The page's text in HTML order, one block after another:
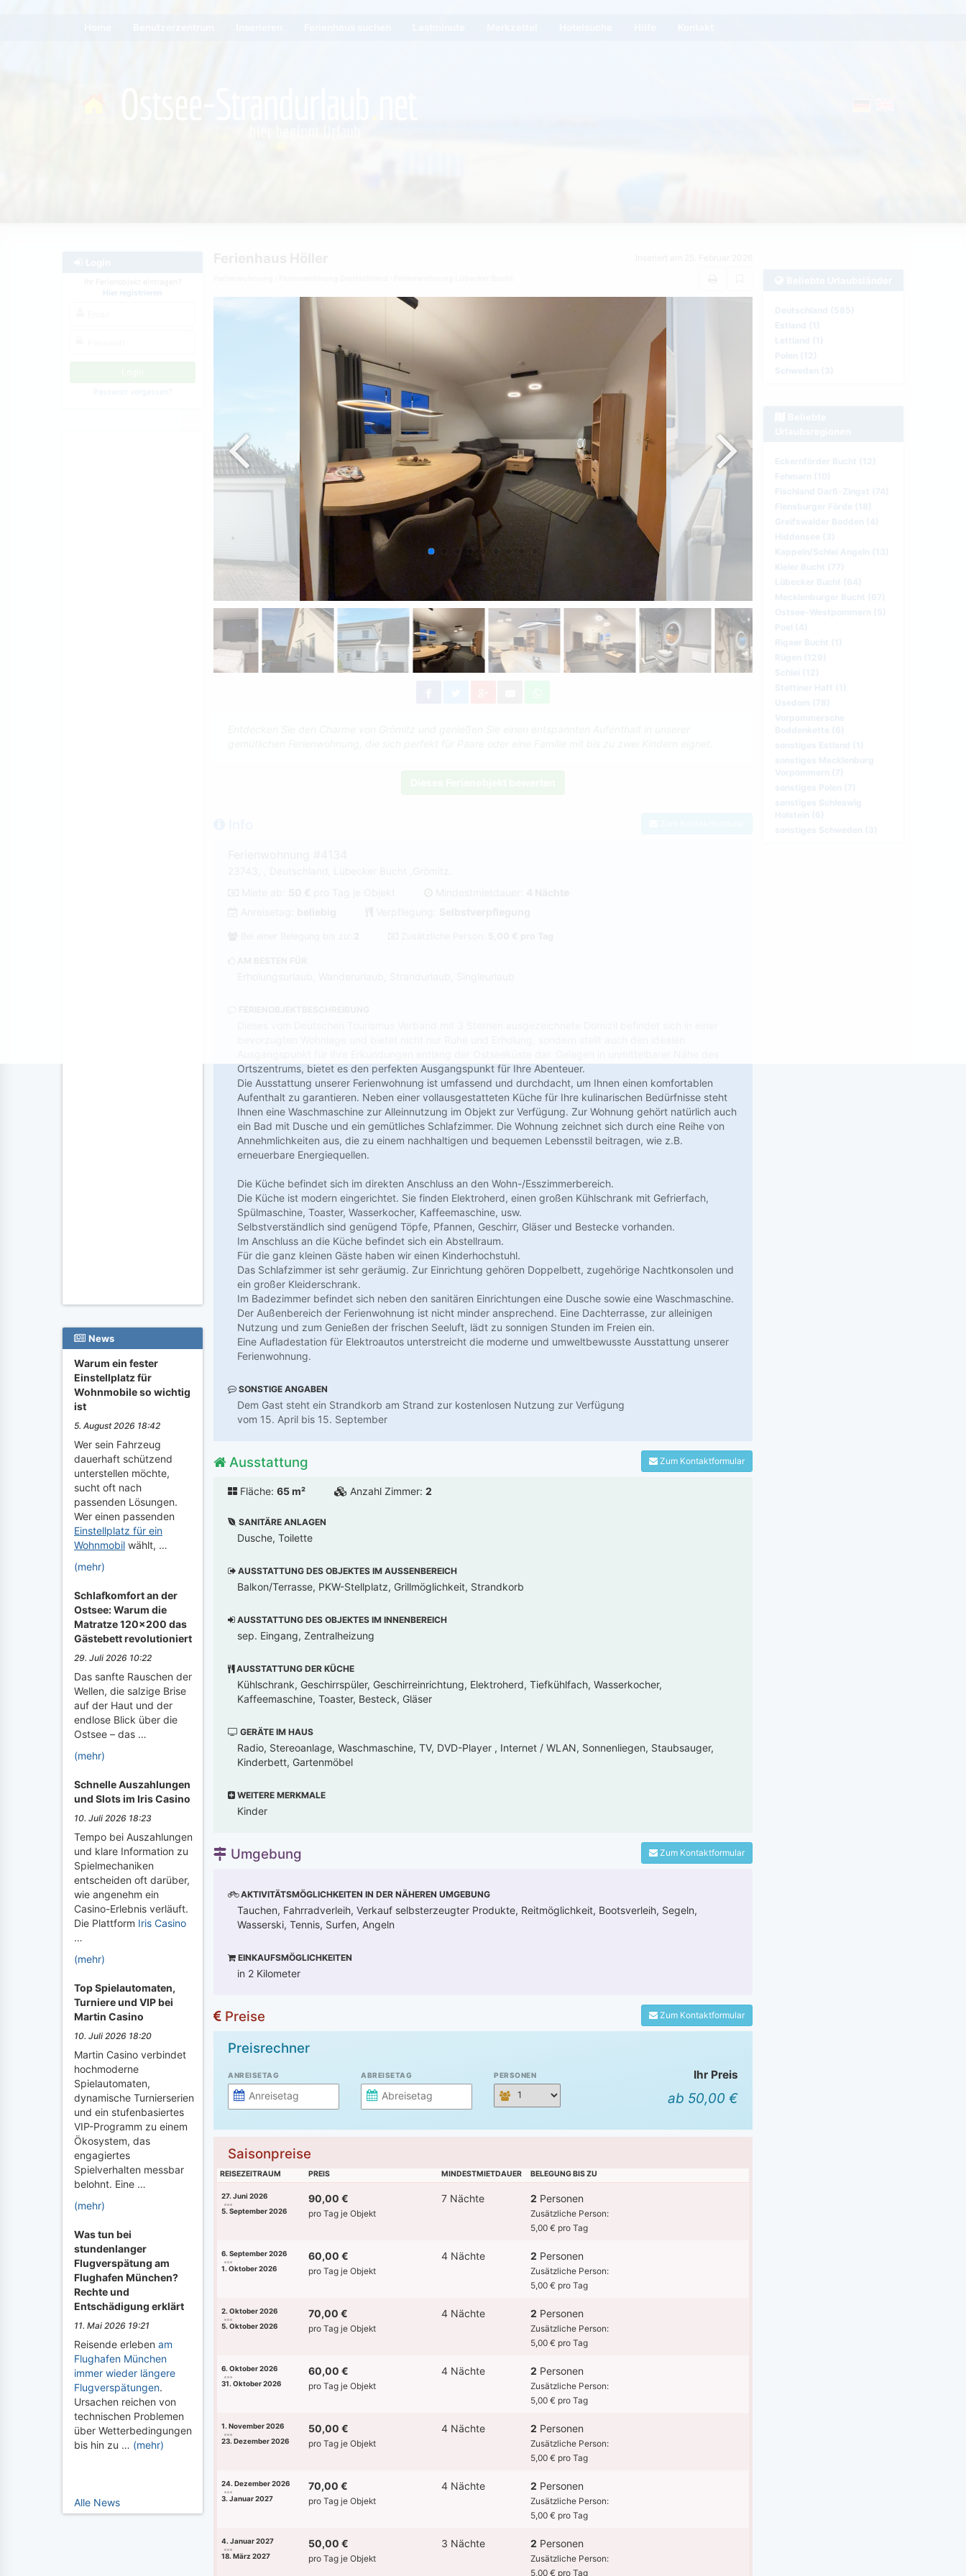
News
Warum ein fester
Einstellplatz für
Wohnmobile so wichtig
ist
5. August 2026 18:42
Wer sein Fahrzeug
dauerhaft schützend
unterstellen möchte,
sucht oft nach
passenden Lösungen.
Wer einen passenden
Einstellplatz für ein
Wohnmobil wählt, …
(mehr)
Schlafkomfort an der
Ostsee: Warum die
Matratze 120x200 das
Gästebett revolutioniert
29. Juli 2026 10:22
Das sanfte Rauschen der
Wellen, die salzige Brise
auf der Haut und der
endlose Blick über die
Ostsee – das …
(mehr)
Schnelle Auszahlungen
und Slots im Iris Casino
10. Juli 2026 18:23
Tempo bei Auszahlungen
und klare Information zu
Spielmechaniken
entscheiden oft darüber,
wie angenehm ein
Casino-Erlebnis verläuft.
Die Plattform Iris Casino
…
(mehr)
Top Spielautomaten,
Turniere und VIP bei
Martin Casino
10. Juli 2026 18:20
Martin Casino verbindet
hochmoderne
Spielautomaten,
dynamische Turnierserien
und ein stufenbasiertes
VIP-Programm zu einem
Ökosystem, das
engagiertes
Spielverhalten messbar
belohnt. Eine …
(mehr)
Was tun bei
stundenlanger
Flugverspätung am
Flughafen München?
Rechte und
Entschädigung erklärt
11. Mai 2026 19:21
Reisende erleben am
Flughafen München
immer wieder längere
Flugverspätungen.
Ursachen reichen von
technischen Problemen
über Wetterbedingungen
bis hin zu … (mehr)
Alle News
Ortszentrums, bietet es den perfekten Ausgangspunkt für Ihre Abenteuer.
Die Ausstattung unserer Ferienwohnung ist umfassend und durchdacht, um Ihnen einen komfortablen
Aufenthalt zu garantieren. Neben einer vollausgestatteten Küche für Ihre kulinarischen Bedürfnisse steht
Ihnen eine Waschmaschine zur Alleinnutzung im Objekt zur Verfügung. Zur Wohnung gehört natürlich auch
ein Bad mit Dusche und ein gemütliches Schlafzimmer. Die Wohnung zeichnet sich durch eine Reihe von
Annehmlichkeiten aus, die zu einem nachhaltigen und bequemen Lebensstil beitragen, wie z.B.
erneuerbare Energiequellen.
Die Küche befindet sich im direkten Anschluss an den Wohn-/Esszimmerbereich.
Die Küche ist modern eingerichtet. Sie finden Elektroherd, einen großen Kühlschrank mit Gefrierfach,
Spülmaschine, Toaster, Wasserkocher, Kaffeemaschine, usw.
Selbstverständlich sind genügend Töpfe, Pfannen, Geschirr, Gläser und Bestecke vorhanden.
Im Anschluss an die Küche befindet sich ein Abstellraum.
Für die ganz kleinen Gäste haben wir einen Kinderhochstuhl.
Das Schlafzimmer ist sehr geräumig. Zur Einrichtung gehören Doppelbett, zugehörige Nachtkonsolen und
ein großer Kleiderschrank.
Im Badezimmer befindet sich neben den sanitären Einrichtungen eine Dusche sowie eine Waschmaschine.
Der Außenbereich der Ferienwohnung ist nicht minder ansprechend. Eine Dachterrasse, zur alleinigen
Nutzung und zum Genießen der frischen Seeluft, lädt zu sonnigen Stunden im Freien ein.
Eine Aufladestation für Elektroautos unterstreicht die moderne und umweltbewusste Ausstattung unserer
Ferienwohnung.
SONSTIGE ANGABEN
Dem Gast steht ein Strandkorb am Strand zur kostenlosen Nutzung zur Verfügung
vom 15. April bis 15. September
Ausstattung Zum Kontaktformular
Fläche: 65 m² Anzahl Zimmer: 2
SANITÄRE ANLAGEN
Dusche, Toilette
AUSSTATTUNG DES OBJEKTES IM AUSSENBEREICH
Balkon/Terrasse, PKW-Stellplatz, Grillmöglichkeit, Strandkorb
AUSSTATTUNG DES OBJEKTES IM INNENBEREICH
sep. Eingang, Zentralheizung
AUSSTATTUNG DER KÜCHE
Kühlschrank, Geschirrspüler, Geschirreinrichtung, Elektroherd, Tiefkühlfach, Wasserkocher,
Kaffeemaschine, Toaster, Besteck, Gläser
GERÄTE IM HAUS
Radio, Stereoanlage, Waschmaschine, TV, DVD-Player , Internet / WLAN, Sonnenliegen, Staubsauger,
Kinderbett, Gartenmöbel
WEITERE MERKMALE
Kinder
Umgebung Zum Kontaktformular
AKTIVITÄTSMÖGLICHKEITEN IN DER NÄHEREN UMGEBUNG
Tauchen, Fahrradverleih, Verkauf selbsterzeugter Produkte, Reitmöglichkeit, Bootsverleih, Segeln,
Wasserski, Tennis, Surfen, Angeln
EINKAUFSMÖGLICHKEITEN
in 2 Kilometer
Preise Zum Kontaktformular
Preisrechner
ANREISETAG ABREISETAG PERSONEN Ihr Preis
ab 50,00 €
Saisonpreise
REISEZEITRAUM PREIS MINDESTMIETDAUER BELEGUNG BIS ZU
27. Juni 2026
5. September 2026
90,00 €
pro Tag je Objekt
7 Nächte 2 Personen
Zusätzliche Person:
5,00 € pro Tag
6. September 2026
1. Oktober 2026
60,00 €
pro Tag je Objekt
4 Nächte 2 Personen
Zusätzliche Person:
5,00 € pro Tag
2. Oktober 2026
5. Oktober 2026
70,00 €
pro Tag je Objekt
4 Nächte 2 Personen
Zusätzliche Person:
5,00 € pro Tag
6. Oktober 2026
31. Oktober 2026
60,00 €
pro Tag je Objekt
4 Nächte 2 Personen
Zusätzliche Person:
5,00 € pro Tag
1. November 2026
23. Dezember 2026
50,00 €
pro Tag je Objekt
4 Nächte 2 Personen
Zusätzliche Person:
5,00 € pro Tag
24. Dezember 2026
3. Januar 2027
70,00 €
pro Tag je Objekt
4 Nächte 2 Personen
Zusätzliche Person:
5,00 € pro Tag
4. Januar 2027
18. März 2027
50,00 €
pro Tag je Objekt
3 Nächte 2 Personen
Zusätzliche Person:
5,00 € pro Tag